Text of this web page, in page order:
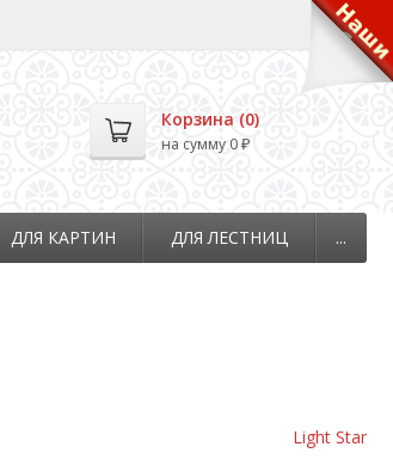
Корзина (0)
на сумму 0 ₽
ДЛЯ КАРТИН ДЛЯ ЛЕСТНИЦ ...
Light Star